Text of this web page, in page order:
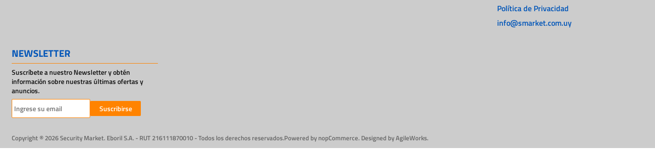
Política de Privacidad
info@smarket.com.uy
NEWSLETTER
Suscríbete a nuestro Newsletter y obtén
información sobre nuestras últimas ofertas y
anuncios.
Suscribirse
Copyright ® 2026 Security Market. Eboril S.A. - RUT 216111870010 - Todos los derechos reservados.Powered by nopCommerce. Designed byAgileWorks.